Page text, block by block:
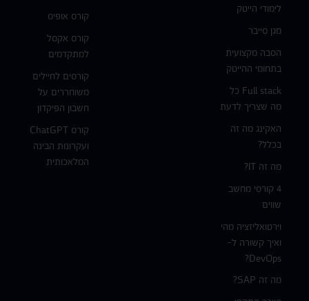
לימודי הייטק
מגן סייבר
הסבה מקצועית
בתחומי ההייטק
Full stack כל
מה שצריך לדעת
האקינג מה זה
בכלל?
מה זה IT?
4 קורסי מחשב
שווים
וירטואליזציה מהי
ואיך קשורה ל-
DevOps?
מה זה SAP?
קורס אופיס
קורס אקסל
למתקדמים
קורסים לחיילים
משוחררים על
חשבון הפיקדון
קורס ChatGPT
ועקרונות הבינה
המלאכותית